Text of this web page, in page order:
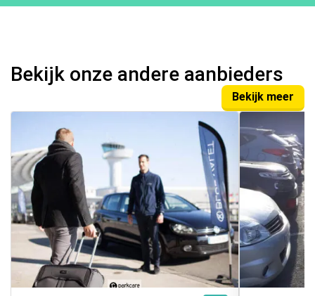
Bekijk onze andere aanbieders
Bekijk meer